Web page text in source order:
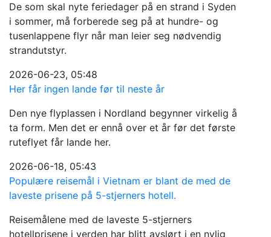
De som skal nyte feriedager på en strand i Syden
i sommer, må forberede seg på at hundre- og
tusenlappene flyr når man leier seg nødvendig
strandutstyr.
2026-06-23, 05:48
Her får ingen lande før til neste år
Den nye flyplassen i Nordland begynner virkelig å
ta form. Men det er ennå over et år før det første
ruteflyet får lande her.
2026-06-18, 05:43
Populære reisemål i Vietnam er blant de med de
laveste prisene på 5-stjerners hotell.
Reisemålene med de laveste 5-stjerners
hotellprisene i verden har blitt avslørt i en nylig